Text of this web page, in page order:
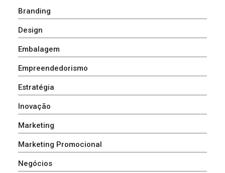
Branding
Design
Embalagem
Empreendedorismo
Estratégia
Inovação
Marketing
Marketing Promocional
Negócios